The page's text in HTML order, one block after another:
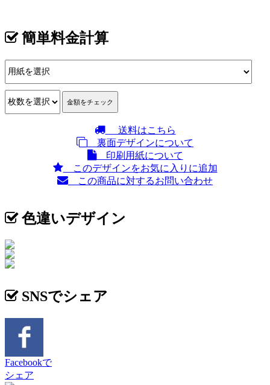
簡単料金計算
送料はこちら
裏面デザインについて
印刷用紙について
このデザインをお気に入りに追加
この商品に対するお問い合わせ
色違いデザイン
SNSでシェア
Facebookで
シェア